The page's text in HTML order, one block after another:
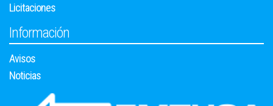
Licitaciones
Información
Avisos
Noticias